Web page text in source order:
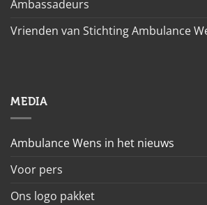
Ambassadeurs
Vrienden van Stichting Ambulance
MEDIA
Ambulance Wens in het nieuws
Voor pers
Ons logo pakket